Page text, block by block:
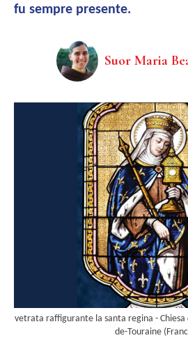
fu sempre presente.
Suor Maria
vetrata raffigurante la santa regina - Chiesa
de-Touraine